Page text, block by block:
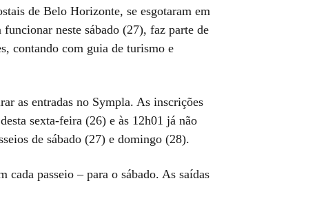
de Belo Horizonte, se esgotaram em
neste sábado (27), faz parte de
contando com guia de turismo e
as entradas no Sympla. As inscrições
sexta-feira (26) e às 12h01 já não
de sábado (27) e domingo (28).
passeio – para o sábado. As saídas